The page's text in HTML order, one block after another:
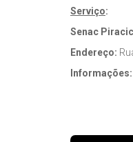
Serviço:
Senac
Endereço:
Informações: